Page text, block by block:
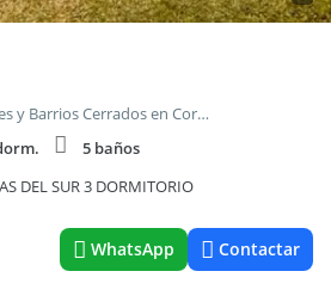
Barrancas del Sur, Countries y Barrios Cerrados en Cordoba Capital
5 baños
DEL SUR 3 DORMITORIO
WhatsApp Contactar